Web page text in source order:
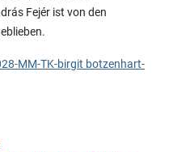
Fejér ist von den
MM-TK-birgit botzenhart-